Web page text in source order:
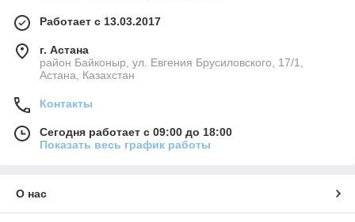
Работает с 13.03.2017
г. Астана
район Байконыр, ул. Евгения Брусиловского, 17/1,
Астана, Казахстан
Контакты
Сегодня работает с 09:00 до 18:00
Показать весь график работы
О нас